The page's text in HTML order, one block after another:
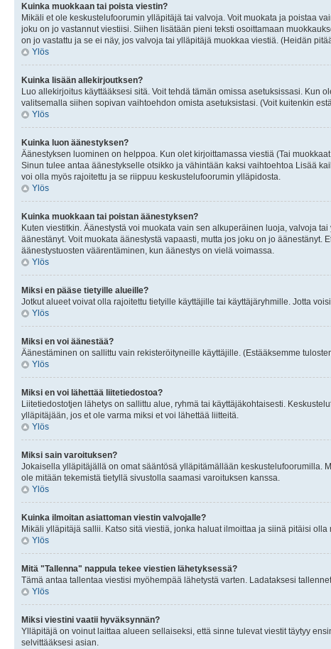
Kuinka muokkaan tai poista viestin?
Mikäli et ole keskustelufoorumin ylläpitäjä tai valvoja. Voit muokata ja poistaa
joku on jo vastannut viestiisi. Siihen lisätään pieni teksti osoittamaan
on jo vastattu ja se ei näy, jos valvoja tai ylläpitäjä muokkaa viestiä. (Heidän
Ylös
Kuinka lisään allekirjoutksen?
Luo allekirjoitus käyttääksesi sitä. Voit tehdä tämän omissa asetuksissasi. Kun
valitsemalla siihen sopivan vaihtoehdon omista asetuksistasi. (Voit kuitenkin
Ylös
Kuinka luon äänestyksen?
Äänestyksen luominen on helppoa. Kun olet kirjoittamassa viestiä (Tai
Sinun tulee antaa äänestykselle otsikko ja vähintään kaksi vaihtoehtoa Lisää
voi olla myös rajoitettu ja se riippuu keskustelufoorumin ylläpidosta.
Ylös
Kuinka muokkaan tai poistan äänestyksen?
Kuten viestitkin. Äänestystä voi muokata vain sen alkuperäinen luoja, valvoja
äänestänyt. Voit muokata äänestystä vapaasti, mutta jos joku on jo
äänestystuosten väärentäminen, kun äänestys on vielä voimassa.
Ylös
Miksi en pääse tietyille alueille?
Jotkut alueet voivat olla rajoitettu tietyille käyttäjille tai käyttäjäryhmille. Jotta
Ylös
Miksi en voi äänestää?
Äänestäminen on sallittu vain rekisteröityneille käyttäjille. (Estääksemme
Ylös
Miksi en voi lähettää liitetiedostoa?
Liitetiedostotjen lähetys on sallittu alue, ryhmä tai käyttäjäkohtaisesti.
ylläpitäjään, jos et ole varma miksi et voi lähettää liitteitä.
Ylös
Miksi sain varoituksen?
Jokaisella ylläpitäjällä on omat sääntösä ylläpitämällään keskustelufoorumilla.
ole mitään tekemistä tietyllä sivustolla saamasi varoituksen kanssa.
Ylös
Kuinka ilmoitan asiattoman viestin valvojalle?
Mikäli ylläpitäjä sallii. Katso sitä viestiä, jonka haluat ilmoittaa ja siinä pitäisi
Ylös
Mitä "Tallenna" nappula tekee viestien lähetyksessä?
Tämä antaa tallentaa viestisi myöhempää lähetystä varten. Ladataksesi
Ylös
Miksi viestini vaatii hyväksynnän?
Ylläpitäjä on voinut laittaa alueen sellaiseksi, että sinne tulevat viestit täytyy
selvittääksesi asian.